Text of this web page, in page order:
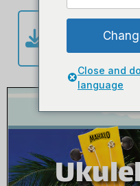
Klik
Close and
language